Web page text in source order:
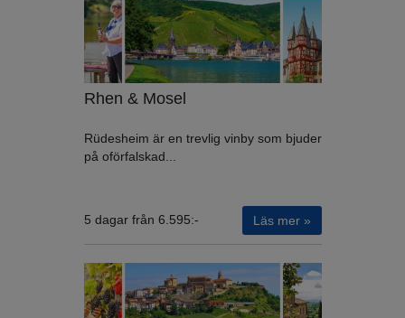
Rhen & Mosel
Rüdesheim är en trevlig vinby som bjuder
på oförfalskad...
5 dagar från 6.595:- Läs mer »